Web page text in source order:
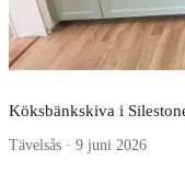
Köksbänkskiva i
Tävelsås · 9 juni 2026